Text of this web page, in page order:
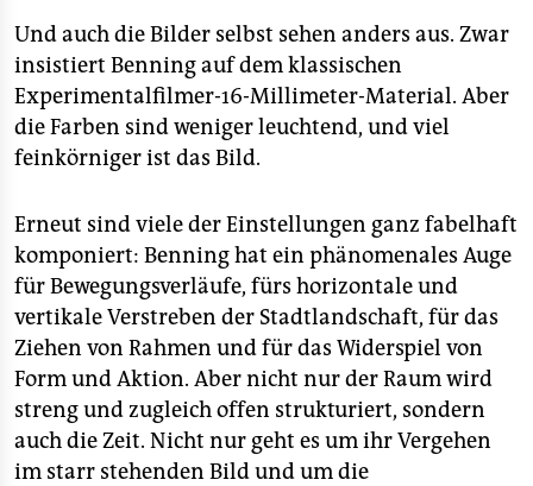
Und auch die Bilder selbst sehen anders aus. Zwar
insistiert Benning auf dem klassischen
Experimentalfilmer-16-Millimeter-Material. Aber
die Farben sind weniger leuchtend, und viel
feinkörniger ist das Bild.
Erneut sind viele der Einstellungen ganz fabelhaft
komponiert: Benning hat ein phänomenales Auge
für Bewegungsverläufe, fürs horizontale und
vertikale Verstreben der Stadtlandschaft, für das
Ziehen von Rahmen und für das Widerspiel von
Form und Aktion. Aber nicht nur der Raum wird
streng und zugleich offen strukturiert, sondern
auch die Zeit. Nicht nur geht es um ihr Vergehen
im starr stehenden Bild und um die